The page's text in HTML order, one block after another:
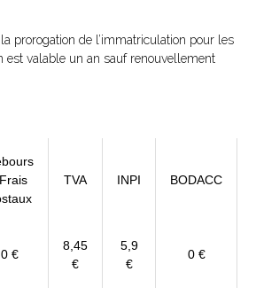
prorogation de l’immatriculation pour les
est valable un an sauf renouvellement
TVA INPI BODACC
0 €
8,45
€
5,9
€
0 €